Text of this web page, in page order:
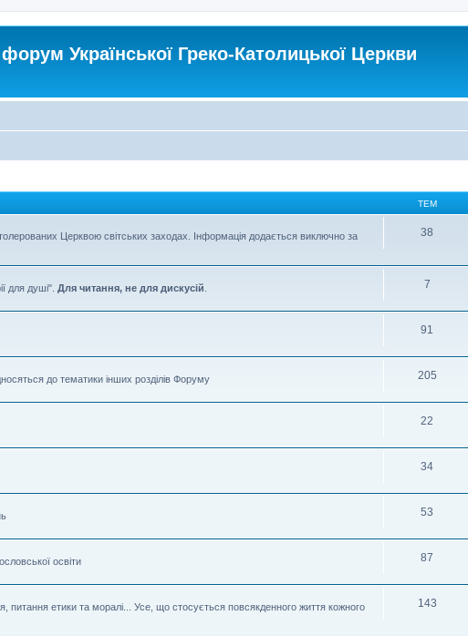
Української Греко-Католицької Церкви
ТЕМ
Церквою світських заходах. Інформація додається виключно за
38
для душі". Для читання, не для дискусій 7
91
до тематики інших розділів Форуму
205
22
34
53
освіти
87
питання етики та моралі... Усе, що стосується повсякденного життя кожного
143